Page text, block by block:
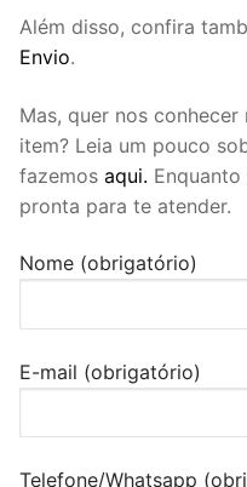
Além disso, confira
Envio.
Mas, quer nos
item? Leia um pouco
fazemos aqui.
pronta para te atender.
Nome (obrigatório)
E-mail (obrigatório)
Telefone/Whatsapp